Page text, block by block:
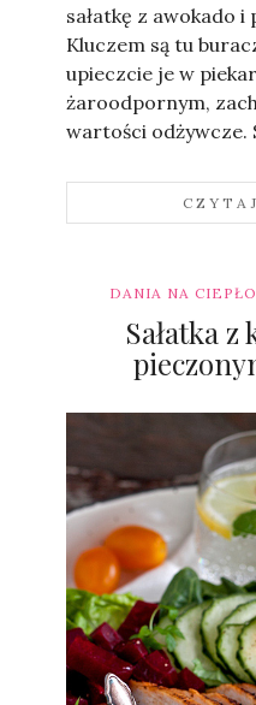
sałatkę z awokado
Kluczem są tu
upieczcie je w
żaroodpornym,
wartości odżywcze.
DANIA NA CIEPŁO
Sałatka